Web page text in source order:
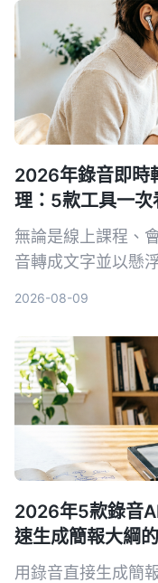
2026年錄音即時
理：5款工具一次
無論是線上課程、
音轉成文字並以懸
2026-08-09
2026年5款錄音
速生成簡報大綱
用錄音直接生成簡